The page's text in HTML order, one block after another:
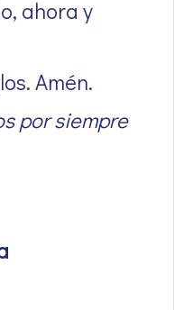
ahora y
Amén.
por siempre